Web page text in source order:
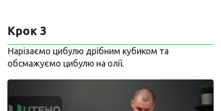
Крок 3
Нарізаємо цибулю дрібним кубиком та
обсмажуємо цибулю на олії.